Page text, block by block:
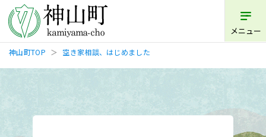
メニュー
神山町TOP 空き家相談、はじめました